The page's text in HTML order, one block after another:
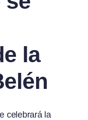
la
celebrará la